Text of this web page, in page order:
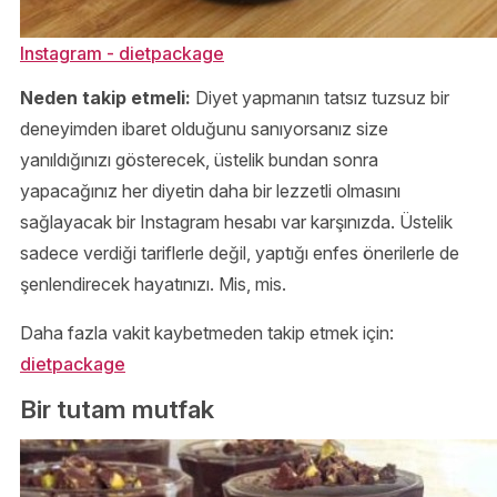
Instagram - dietpackage
Neden takip etmeli: Diyet yapmanın tatsız tuzsuz bir
deneyimden ibaret olduğunu sanıyorsanız size
yanıldığınızı gösterecek, üstelik bundan sonra
yapacağınız her diyetin daha bir lezzetli olmasını
sağlayacak bir Instagram hesabı var karşınızda. Üstelik
sadece verdiği tariflerle değil, yaptığı enfes önerilerle de
şenlendirecek hayatınızı. Mis, mis.
Daha fazla vakit kaybetmeden takip etmek için:
dietpackage
Bir tutam mutfak